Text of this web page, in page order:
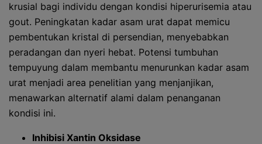
krusial bagi individu dengan kondisi hiperurisemia atau
gout. Peningkatan kadar asam urat dapat memicu
pembentukan kristal di persendian, menyebabkan
peradangan dan nyeri hebat. Potensi tumbuhan
tempuyung dalam membantu menurunkan kadar asam
urat menjadi area penelitian yang menjanjikan,
menawarkan alternatif alami dalam penanganan
kondisi ini.
Inhibisi Xantin Oksidase